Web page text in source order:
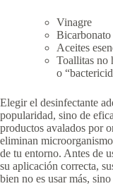
Vinagre
Bicarbonato
Aceites
Toallitas no
o
Elegir el desinfectante
popularidad, sino de
productos avalados por
eliminan
de tu entorno. Antes de
su aplicación correcta,
bien no es usar más,